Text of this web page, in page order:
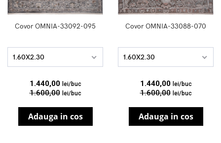
Covor OMNIA-33092-095
1.60X2.30
1.440,00 lei/buc
1.600,00 lei/buc
Adauga in cos
Covor OMNIA-33088-070
1.60X2.30
1.440,00 lei/buc
1.600,00 lei/buc
Adauga in cos